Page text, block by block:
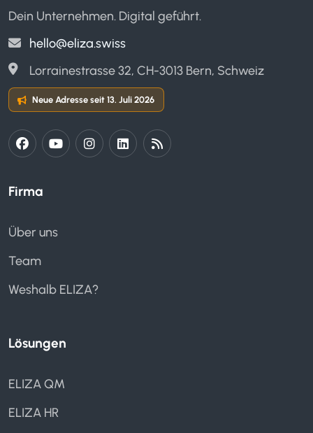
Firma
Über uns
Team
Weshalb ELIZA?
Lösungen
ELIZA QM
ELIZA HR
Dein Unternehmen. Digital geführt.
hello@eliza.swiss
Lorrainestrasse 32, CH-3013 Bern, Schweiz
Neue Adresse seit 13. Juli 2026